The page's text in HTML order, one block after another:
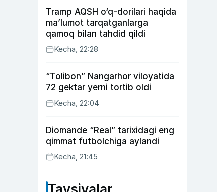
Tramp AQSH o‘q-dorilari haqida
ma’lumot tarqatganlarga
qamoq bilan tahdid qildi
Kecha, 22:28
“Tolibon” Nangarhor viloyatida
72 gektar yerni tortib oldi
Kecha, 22:04
Diomande “Real” tarixidagi eng
qimmat futbolchiga aylandi
Kecha, 21:45